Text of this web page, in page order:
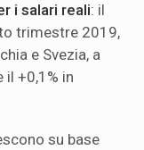
i salari reali: il
trimestre 2019,
e Svezia, a
il +0,1% in
su base